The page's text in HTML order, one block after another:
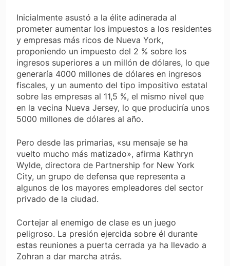
Inicialmente asustó a la élite adinerada al
prometer aumentar los impuestos a los residentes
y empresas más ricos de Nueva York,
proponiendo un impuesto del 2 % sobre los
ingresos superiores a un millón de dólares, lo que
generaría 4000 millones de dólares en ingresos
fiscales, y un aumento del tipo impositivo estatal
sobre las empresas al 11,5 %, el mismo nivel que
en la vecina Nueva Jersey, lo que produciría unos
5000 millones de dólares al año.
Pero desde las primarias, «su mensaje se ha
vuelto mucho más matizado», afirma Kathryn
Wylde, directora de Partnership for New York
City, un grupo de defensa que representa a
algunos de los mayores empleadores del sector
privado de la ciudad.
Cortejar al enemigo de clase es un juego
peligroso. La presión ejercida sobre él durante
estas reuniones a puerta cerrada ya ha llevado a
Zohran a dar marcha atrás.